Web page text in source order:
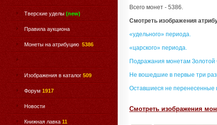
Тверские уделы (new)
Правила аукциона
Монеты на атрибуцию 5386
Изображения в каталог 509
Форум 1917
Новости
Книжная лавка 11
Всего монет - 5386.
Смотреть изображения
«удельного» периода.
«царского» периода.
Подражания монетам
Не вошедшие в первые три
Оставшиеся не перенесенные
Смотреть изображения